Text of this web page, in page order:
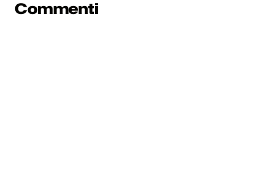
Commenti